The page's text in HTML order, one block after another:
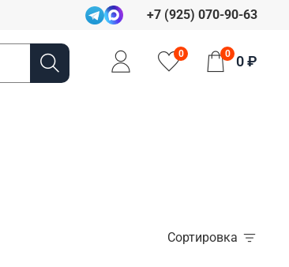
+7 (925) 070-90-63
0 0 0 ₽
Сортировка